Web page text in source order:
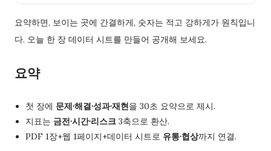
요약하면, 보이는 곳에 간결하게, 숫자는 적고 강하게가 원칙입니
다. 오늘 한 장 데이터 시트를 만들어 공개해 보세요.
요약
첫 장에 문제·해결·성과·재현을 30초 요약으로 제시.
지표는 금전·시간·리스크 3축으로 환산.
PDF 1장+웹 1페이지+데이터 시트로 유통·협상까지 연결.